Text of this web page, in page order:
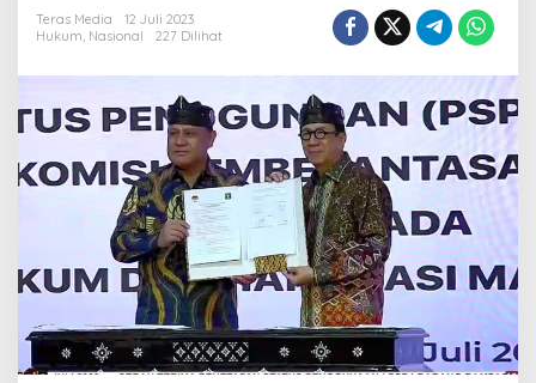
T
e
m
a
P
S
P
B
a
r
a
n
g
R
a
Teras Media
12 Juli 2023
Hukum, Nasional 227 Dilihat